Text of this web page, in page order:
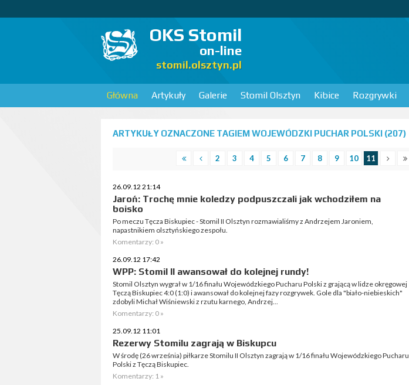
OKS Stomil
on-line
stomil.olsztyn.pl
Główna Artykuły Galerie Stomil Olsztyn Kibice Rozgrywki
ARTYKUŁY OZNACZONE TAGIEM WOJEWÓDZKI PUCHAR POLSKI (207)
2 3 4 5 6 7 8 9 10 11
26.09.12 21:14
Jaroń: Trochę mnie koledzy podpuszczali jak wchodziłem na
boisko
Po meczu Tęcza Biskupiec - Stomil II Olsztyn rozmawialiśmy z Andrzejem Jaroniem,
napastnikiem olsztyńskiego zespołu.
Komentarzy: 0 »
26.09.12 17:42
WPP: Stomil II awansował do kolejnej rundy!
Stomil Olsztyn wygrał w 1/16 finału Wojewódzkiego Pucharu Polski z grającą w lidze okręgowej
Tęczą Biskupiec 4:0 (1:0) i awansował do kolejnej fazy rozgrywek. Gole dla "biało-niebieskich"
zdobyli Michał Wiśniewski z rzutu karnego, Andrzej...
Komentarzy: 0 »
25.09.12 11:01
Rezerwy Stomilu zagrają w Biskupcu
W środę (26 września) piłkarze Stomilu II Olsztyn zagrają w 1/16 finału Wojewódzkiego Pucharu
Polski z Tęczą Biskupiec.
Komentarzy: 1 »